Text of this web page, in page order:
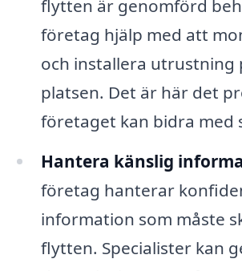
flytten är genomförd
företag hjälp med att
och installera utrustning
platsen. Det är här det
företaget kan bidra med
Hantera känslig
företag hanterar
information som måste
flytten. Specialister kan